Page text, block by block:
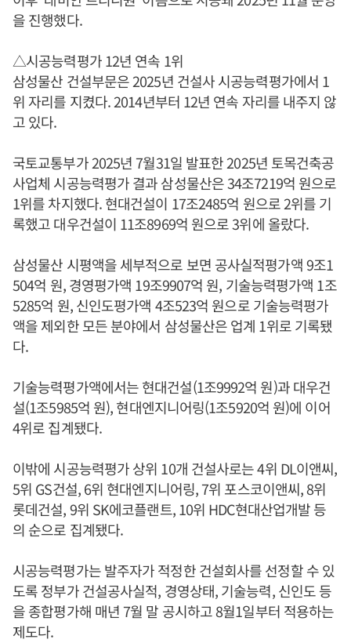
을 진행했다.
△시공능력평가 12년 연속 1위
삼성물산 건설부문은 2025년 건설사 시공능력평가에서 1
위 자리를 지켰다. 2014년부터 12년 연속 자리를 내주지 않
고 있다.
국토교통부가 2025년 7월31일 발표한 2025년 토목건축공
사업체 시공능력평가 결과 삼성물산은 34조7219억 원으로
1위를 차지했다. 현대건설이 17조2485억 원으로 2위를 기
록했고 대우건설이 11조8969억 원으로 3위에 올랐다.
삼성물산 시평액을 세부적으로 보면 공사실적평가액 9조1
504억 원, 경영평가액 19조9907억 원, 기술능력평가액 1조
5285억 원, 신인도평가액 4조523억 원으로 기술능력평가
액을 제외한 모든 분야에서 삼성물산은 업계 1위로 기록됐
다.
기술능력평가액에서는 현대건설(1조9992억 원)과 대우건
설(1조5985억 원), 현대엔지니어링(1조5920억 원)에 이어
4위로 집계됐다.
이밖에 시공능력평가 상위 10개 건설사로는 4위 DL이앤씨,
5위 GS건설, 6위 현대엔지니어링, 7위 포스코이앤씨, 8위
롯데건설, 9위 SK에코플랜트, 10위 HDC현대산업개발 등
의 순으로 집계됐다.
시공능력평가는 발주자가 적정한 건설회사를 선정할 수 있
도록 정부가 건설공사실적, 경영상태, 기술능력, 신인도 등
을 종합평가해 매년 7월 말 공시하고 8월1일부터 적용하는
제도다.